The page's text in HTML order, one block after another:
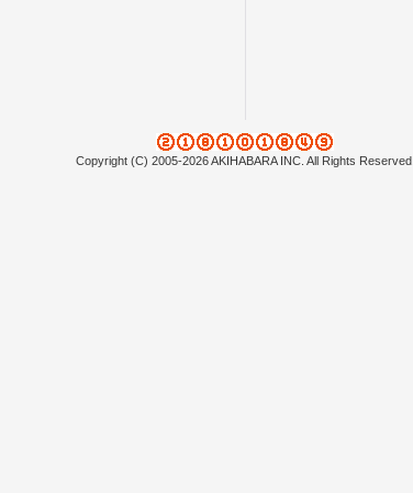
Copyright (C) 2005-2026 AKIHABARA INC. All Rights Reserved.